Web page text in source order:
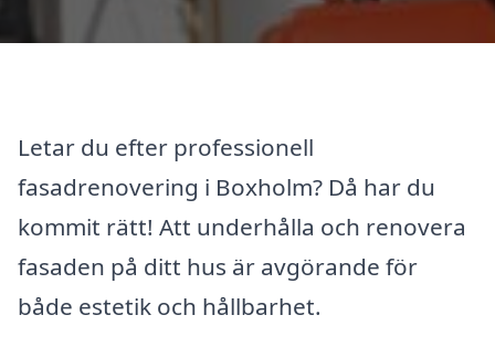
Letar du efter professionell
fasadrenovering i Boxholm? Då har du
kommit rätt! Att underhålla och renovera
fasaden på ditt hus är avgörande för
både estetik och hållbarhet.